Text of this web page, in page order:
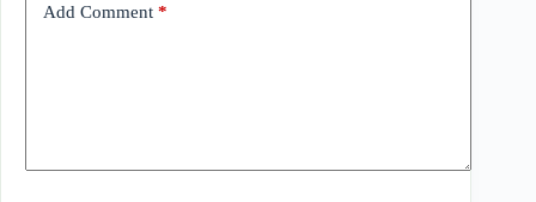
Add Comment *